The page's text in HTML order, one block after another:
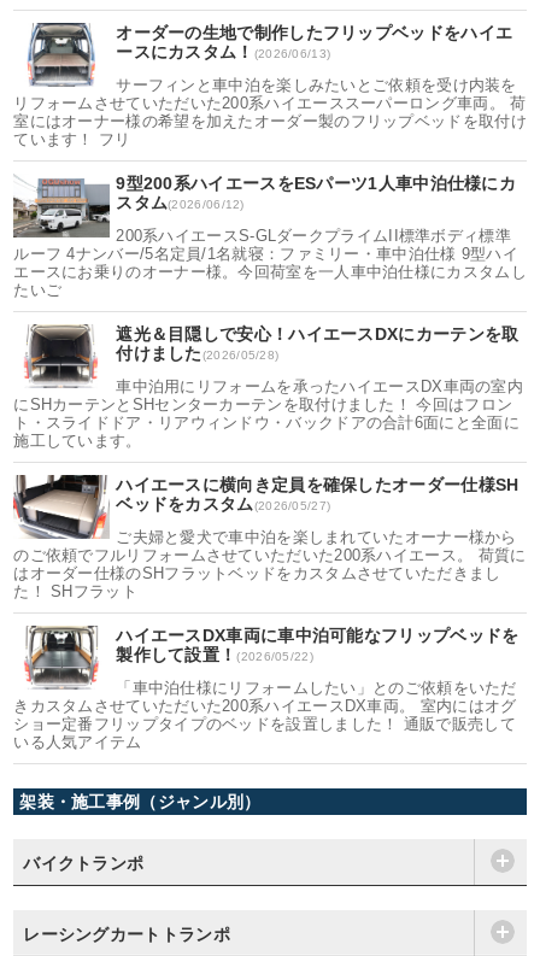
オーダーの生地で制作したフリップベッドをハイエ
ースにカスタム！ (2026/06/13)
サーフィンと車中泊を楽しみたいとご依頼を受け内装を
リフォームさせていただいた200系ハイエーススーパーロング車両。 荷
室にはオーナー様の希望を加えたオーダー製のフリップベッドを取付け
ています！ フリ
9型200系ハイエースをESパーツ1人車中泊仕様にカ
スタム(2026/06/12)
200系ハイエースS-GLダークプライムII標準ボディ標準
ルーフ 4ナンバー/5名定員/1名就寝：ファミリー・車中泊仕様 9型ハイ
エースにお乗りのオーナー様。今回荷室を一人車中泊仕様にカスタムし
たいご
遮光＆目隠しで安心！ハイエースDXにカーテンを取
付けました(2026/05/28)
車中泊用にリフォームを承ったハイエースDX車両の室内
にSHカーテンとSHセンターカーテンを取付けました！ 今回はフロン
ト・スライドドア・リアウィンドウ・バックドアの合計6面にと全面に
施工しています。
ハイエースに横向き定員を確保したオーダー仕様SH
ベッドをカスタム(2026/05/27)
ご夫婦と愛犬で車中泊を楽しまれていたオーナー様から
のご依頼でフルリフォームさせていただいた200系ハイエース。 荷質に
はオーダー仕様のSHフラットベッドをカスタムさせていただきまし
た！ SHフラット
ハイエースDX車両に車中泊可能なフリップベッドを
製作して設置！(2026/05/22)
「車中泊仕様にリフォームしたい」とのご依頼をいただ
きカスタムさせていただいた200系ハイエースDX車両。 室内にはオグ
ショー定番フリップタイプのベッドを設置しました！ 通販で販売して
いる人気アイテム
架装・施工事例（ジャンル別）
バイクトランポ
レーシングカートトランポ